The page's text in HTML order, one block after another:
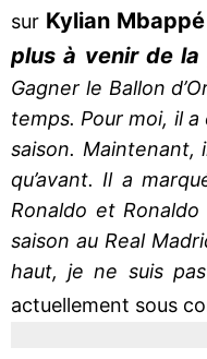
sur Kylian Mbappé
plus à venir de
Gagner le Ballon
temps. Pour moi, il
saison. Maintenant,
qu’avant. Il a
Ronaldo et
saison au Real
haut, je ne suis
actuellement sous